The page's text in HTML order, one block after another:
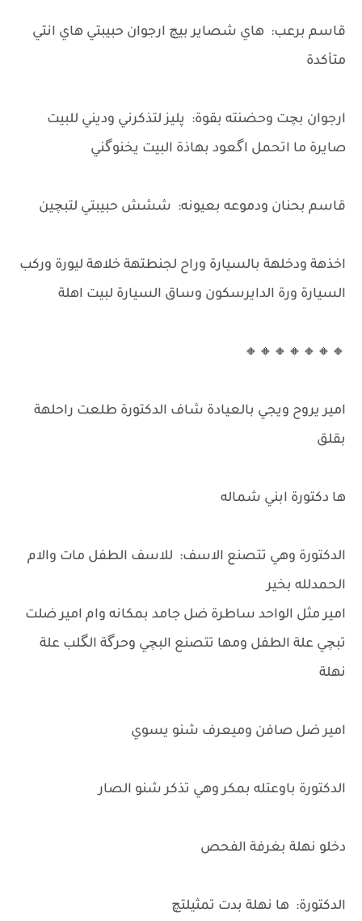
قاسم برعب: هاي شصاير بيچ ارجوان حبيبتي هاي انتي
متأكدة
ارجوان بچت وحضنته بقوة: پليز لتذكرني وديني للبيت
صايرة ما اتحمل اگعود بهاذة البيت يخنوگني
قاسم بحنان ودموعه بعيونه: ششش حبيبتي لتبچين
اخذهة ودخلهة بالسيارة وراح لجنطتهة خلاهة ليورة وركب
السيارة ورة الدايرسكون وساق السيارة لبيت اهلة
🔸🔸🔸🔸🔸🔸🔸
امير يروح ويجي بالعيادة شاف الدكتورة طلعت راحلهة
بقلق
ها دكتورة ابني شماله
الدكتورة وهي تتصنع الاسف: للاسف الطفل مات والام
الحمدلله بخير
امير مثل الواحد ساطرة ضل جامد بمكانه وام امير ضلت
تبچي علة الطفل ومها تتصنع البچي وحرگة الگلب علة
نهلة
امير ضل صافن وميعرف شنو يسوي
الدكتورة باوعتله بمكر وهي تذكر شنو الصار
دخلو نهلة بغرفة الفحص
الدكتورة: ها نهلة بدت تمثيلتچ